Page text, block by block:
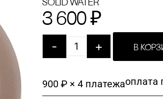
Solid Water
3 600 ₽
- + В
900 ₽ × 4 платежаоплата